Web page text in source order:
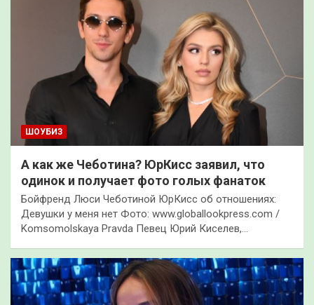
ШОУБИЗ
А как же Чеботина? ЮрКисс заявил, что
одинок и получает фото голых фанаток
Бойфренд Люси Чеботиной ЮрКисс об отношениях:
Девушки у меня нет Фото: www.globallookpress.com /
Komsomolskaya Pravda Певец Юрий Киселев,…